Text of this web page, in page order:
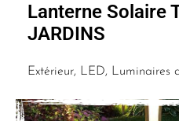
Lanterne Solaire
JARDINS
Extérieur, LED, Luminaires